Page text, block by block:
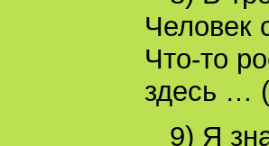
Человек
Что-то
здесь …
9) Я